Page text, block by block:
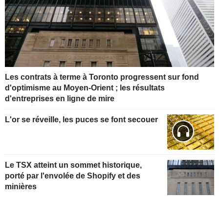
Les contrats à terme à Toronto progressent sur fond
d'optimisme au Moyen-Orient ; les résultats
d'entreprises en ligne de mire
L'or se réveille, les puces se font secouer
Le TSX atteint un sommet historique,
porté par l'envolée de Shopify et des
minières